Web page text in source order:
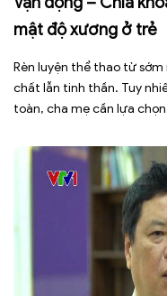
mật độ xương ở trẻ
Rèn luyện thể thao từ
chất lẫn tinh thần. Tuy
toàn, cha mẹ cần lựa